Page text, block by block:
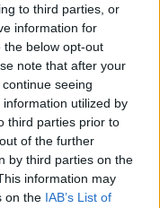
to third parties, or
information for
the below opt-out
note that after your
seeing
utilized by
third parties prior to
of the further
by third parties on the
information may
on the IAB’s List of
nacionais e
representantes
instituições de
à “Rede de
políticas
territórios,
renovação
e
da Beira